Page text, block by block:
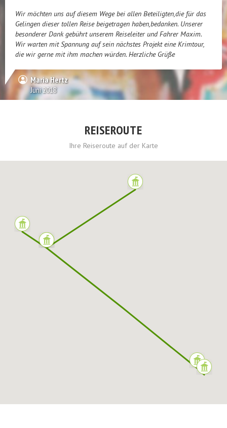
Wir möchten uns auf diesem Wege bei allen Beteiligten,die für das
Gelingen dieser tollen Reise beigetragen haben,bedanken. Unserer
besonderer Dank gebührt unserem Reiseleiter und Fahrer Maxim.
Wir warten mit Spannung auf sein nächstes Projekt eine Krimtour,
die wir gerne mit ihm machen würden. Herzliche Grüße
Maria Hertz
Juni 2018
REISEROUTE
Ihre Reiseroute auf der Karte